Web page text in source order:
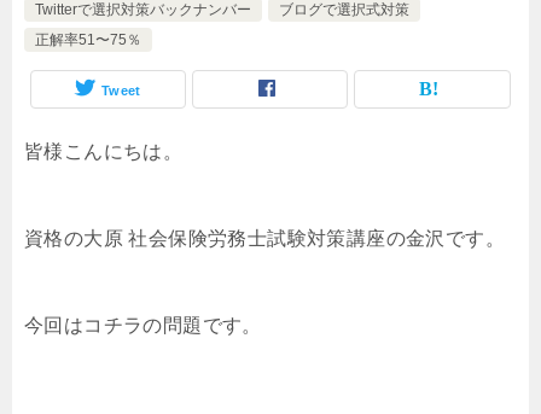
Twitterで選択対策バックナンバー
ブログで選択式対策
正解率51〜75％
Tweet
皆様こんにちは。
資格の大原 社会保険労務士試験対策講座の金沢です。
今回はコチラの問題です。